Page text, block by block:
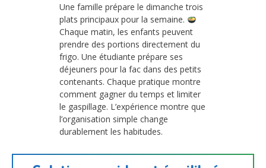
Une famille prépare le dimanche trois
plats principaux pour la semaine.
Chaque matin, les enfants peuvent
prendre des portions directement du
frigo. Une étudiante prépare ses
déjeuners pour la fac dans des petits
contenants. Chaque pratique montre
comment gagner du temps et limiter
le gaspillage. L’expérience montre que
l’organisation simple change
durablement les habitudes.